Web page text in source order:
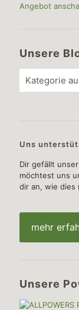
Angebot
Unsere
Blog-
Uns
Dir gefällt
möchtest uns
dir an, wie dies
mehr
Unsere